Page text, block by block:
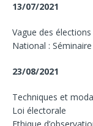
13/07/2021
Vague des
National :
23/08/2021
Techniques et
Loi électorale